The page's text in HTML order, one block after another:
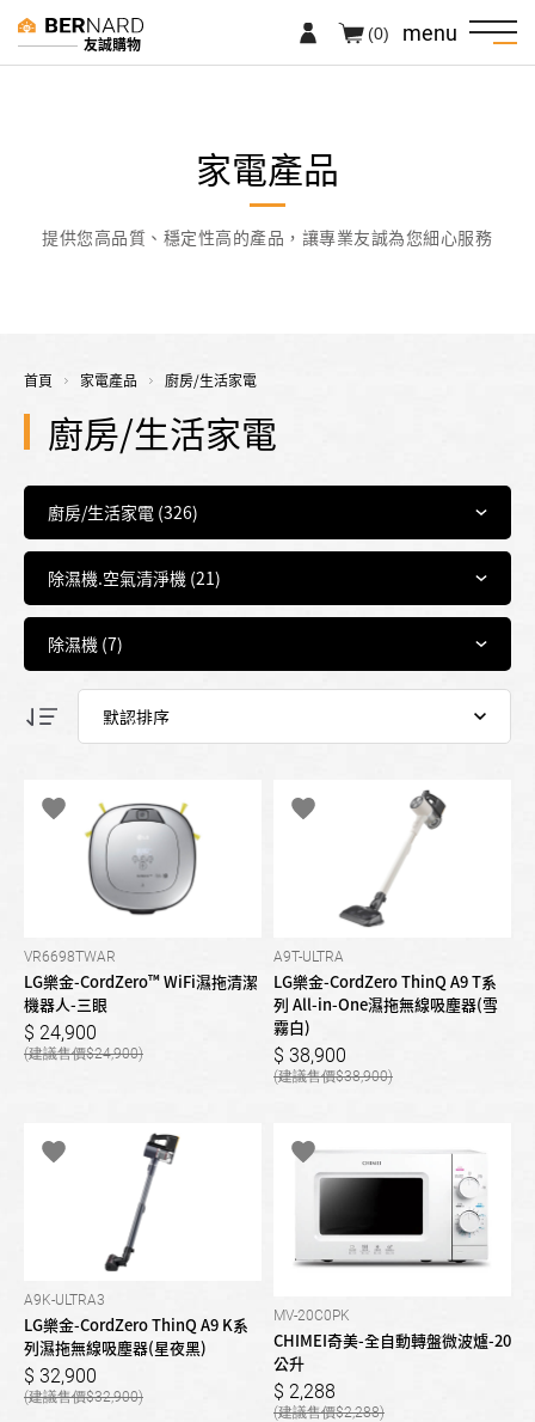
友誠購物 menu
(0)
家電產品
提供您高品質、穩定性高的產品，讓專業友誠為您細心服務
首頁 家電產品 廚房/生活家電
廚房/生活家電
VR6698TWAR
LG樂金-CordZero™ WiFi濕拖清潔
機器人-三眼
24,900
24,900
A9T-ULTRA
LG樂金-CordZero ThinQ A9 T系
列 All-in-One濕拖無線吸塵器(雪
霧白)
38,900
38,900
A9K-ULTRA3
LG樂金-CordZero ThinQ A9 K系
列濕拖無線吸塵器(星夜黑)
32,900
32,900
MV-20C0PK
CHIMEI奇美-全自動轉盤微波爐-20
公升
2,288
2,288